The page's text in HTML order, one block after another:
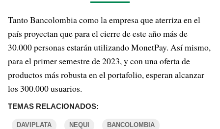
Tanto Bancolombia como la empresa que aterriza en el
país proyectan que para el cierre de este año más de
30.000 personas estarán utilizando MonetPay. Así mismo,
para el primer semestre de 2023, y con una oferta de
productos más robusta en el portafolio, esperan alcanzar
los 300.000 usuarios.
TEMAS RELACIONADOS:
DAVIPLATA NEQUI BANCOLOMBIA